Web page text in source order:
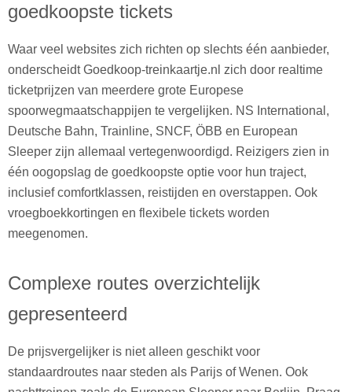
goedkoopste tickets
Waar veel websites zich richten op slechts één aanbieder,
onderscheidt Goedkoop-treinkaartje.nl zich door realtime
ticketprijzen van meerdere grote Europese
spoorwegmaatschappijen te vergelijken. NS International,
Deutsche Bahn, Trainline, SNCF, ÖBB en European
Sleeper zijn allemaal vertegenwoordigd. Reizigers zien in
één oogopslag de goedkoopste optie voor hun traject,
inclusief comfortklassen, reistijden en overstappen. Ook
vroegboekkortingen en flexibele tickets worden
meegenomen.
Complexe routes overzichtelijk
gepresenteerd
De prijsvergelijker is niet alleen geschikt voor
standaardroutes naar steden als Parijs of Wenen. Ook